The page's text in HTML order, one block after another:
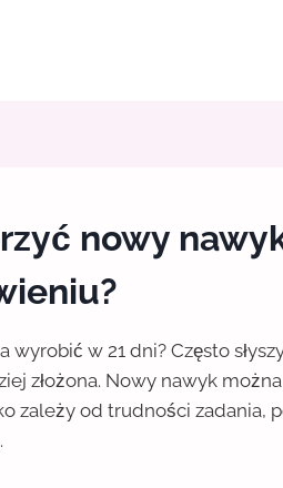
nowy
wyrobić w 21 dni? Często
złożona. Nowy nawyk
zależy od trudności zadania,